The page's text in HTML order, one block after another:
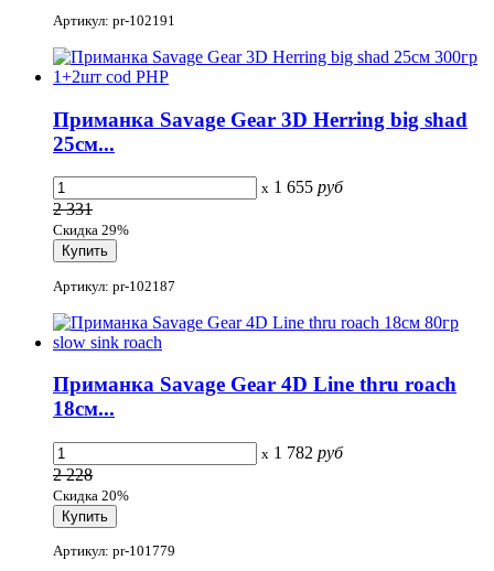
Артикул: pr-102191
Приманка Savage Gear 3D Herring big shad
25см...
x 1 655 руб
2 331
Скидка 29%
Артикул: pr-102187
Приманка Savage Gear 4D Line thru roach
18см...
x 1 782 руб
2 228
Скидка 20%
Артикул: pr-101779